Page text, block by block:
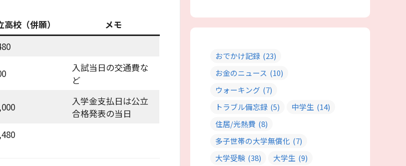
高校（併願）
メモ
入試当日の交通費な
ど
入学金支払日は公立
合格発表の当日
おでかけ記録 (23)
お金のニュース (10)
ウォーキング (7)
トラブル備忘録 (5) 中学生 (14)
住居/光熱費 (8)
多子世帯の大学無償化 (7)
大学受験 (38) 大学生 (9)